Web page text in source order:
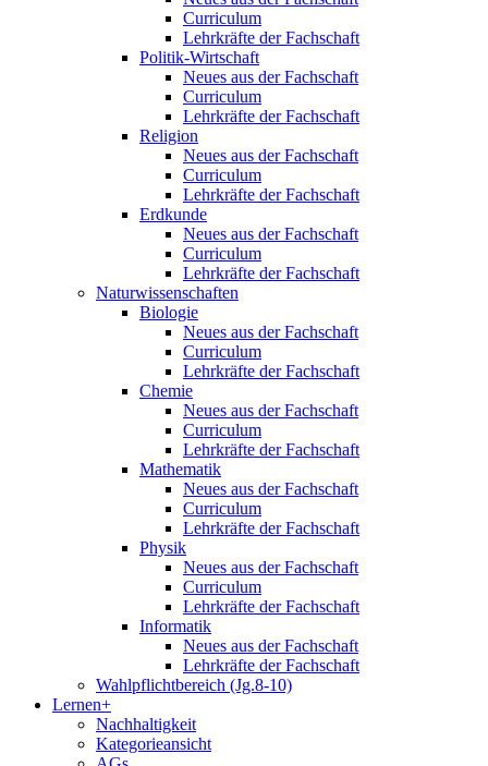
Curriculum
Lehrkräfte der Fachschaft
Politik-Wirtschaft
Neues aus der Fachschaft
Curriculum
Lehrkräfte der Fachschaft
Religion
Neues aus der Fachschaft
Curriculum
Lehrkräfte der Fachschaft
Erdkunde
Neues aus der Fachschaft
Curriculum
Lehrkräfte der Fachschaft
Naturwissenschaften
Biologie
Neues aus der Fachschaft
Curriculum
Lehrkräfte der Fachschaft
Chemie
Neues aus der Fachschaft
Curriculum
Lehrkräfte der Fachschaft
Mathematik
Neues aus der Fachschaft
Curriculum
Lehrkräfte der Fachschaft
Physik
Neues aus der Fachschaft
Curriculum
Lehrkräfte der Fachschaft
Informatik
Neues aus der Fachschaft
Lehrkräfte der Fachschaft
Wahlpflichtbereich (Jg.8-10)
Lernen+
Nachhaltigkeit
Kategorieansicht